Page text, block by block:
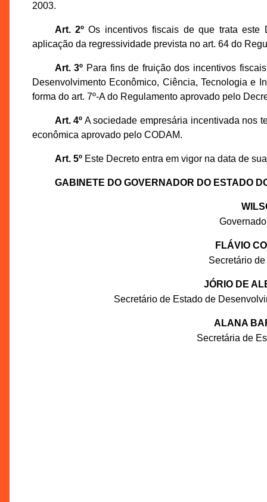
2003.
Art. 2º Os incentivos fiscais de que trata este
aplicação da regressividade prevista no art. 64 do
Art. 3º Para fins de fruição dos incentivos
Desenvolvimento Econômico, Ciência, Tecnologia e
forma do art. 7º-A do Regulamento aprovado pelo
Art. 4º A sociedade empresária incentivada nos
econômica aprovado pelo CODAM.
Art. 5ºEste Decreto entra em vigor na data de
GABINETE DO GOVERNADOR DO ESTADO
FLÁVIO
Secretário
JÓRIO DE
Secretário de Estado de
ALANA
Secretária de